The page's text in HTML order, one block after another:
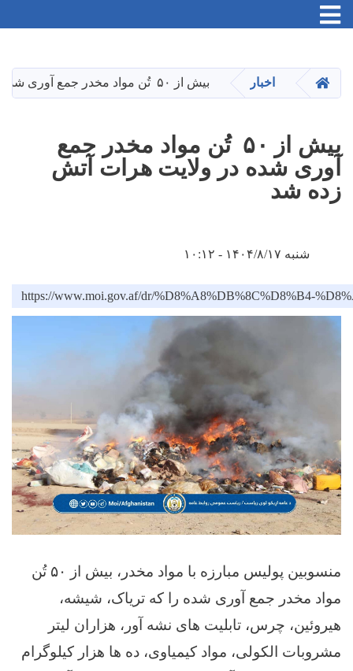
main
content
Toggle navigation
HOME اخبار بیش از ۵۰ تُن مواد مخدر جمع آوری شده در ولایت هرات آتش زده شد
بیش از ۵۰ تُن مواد مخدر جمع
آوری شده در ولایت هرات آتش
زده شد
شنبه ۱۴۰۴/۸/۱۷ - ۱۰:۱۲
https://www.moi.gov.af/dr/%D8%A8%DB%8C%D8%B4-
منسوبین پولیس مبارزه با مواد مخدر، بیش از ۵۰ تُن
مواد مخدر جمع آوری شده را که تریاک، شیشه،
هیروئین، چرس، تابلیت های نشه آور، هزاران لیتر
مشروبات الکولی، مواد کیمیاوی، ده ها هزار کیلوگرام